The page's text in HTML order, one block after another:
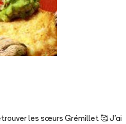
les sœurs Grémillet 🥰 J’ai